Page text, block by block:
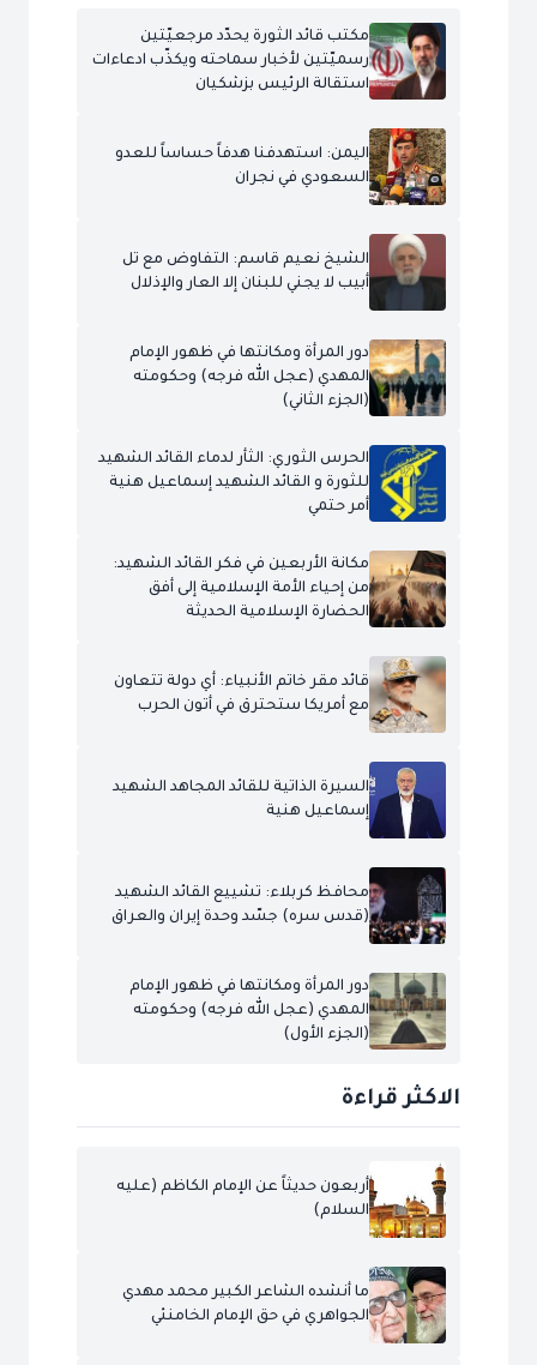
مكتب قائد الثورة يحدّد مرجعيّتين
رسميّتين لأخبار سماحته ويكذّب ادعاءات
استقالة الرئيس بزشكيان
اليمن: استهدفنا هدفاً حساساً للعدو
السعودي في نجران
الشيخ نعيم قاسم: التفاوض مع تل
أبيب لا يجني للبنان إلا العار والإذلال
دور المرأة ومكانتها في ظهور الإمام
المهدي (عجل الله فرجه) وحكومته
(الجزء الثاني)
الحرس الثوري: الثأر لدماء القائد الشهيد
للثورة و القائد الشهيد إسماعيل هنية
أمر حتمي
مكانة الأربعين في فكر القائد الشهيد:
من إحياء الأمة الإسلامية إلى أفق
الحضارة الإسلامية الحديثة
قائد مقر خاتم الأنبياء: أي دولة تتعاون
مع أمريكا ستحترق في أتون الحرب
السيرة الذاتية للقائد المجاهد الشهيد
إسماعيل هنية
محافظ كربلاء: تشييع القائد الشهيد
(قدس سره) جسّد وحدة إيران والعراق
دور المرأة ومكانتها في ظهور الإمام
المهدي (عجل الله فرجه) وحكومته
(الجزء الأول)
الاكثر قراءة
أربعون حديثاً عن الإمام الكاظم (عليه
السلام)
ما أنشده الشاعر الكبير محمد مهدي
الجواهري في حق الإمام الخامنئي